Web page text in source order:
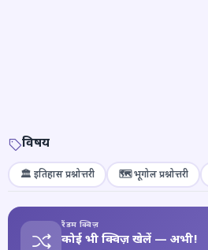
विषय
🏛️ इतिहास प्रश्नोत्तरी 🗺️ भूगोल प्रश्नोत्तरी
रैंडम क्विज़
कोई भी क्विज़ खेलें — अभी!